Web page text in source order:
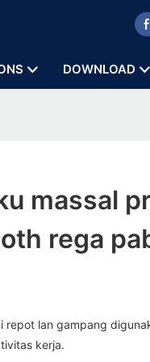
DOWNLOAD
massal
rega
repot lan gampang
kerja.